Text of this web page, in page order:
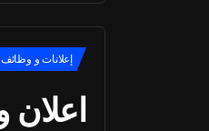
إعلانات و وظائف